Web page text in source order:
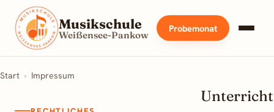
Musikschule
Weißensee-Pankow
Probemonat
Unterricht
Start › Impressum